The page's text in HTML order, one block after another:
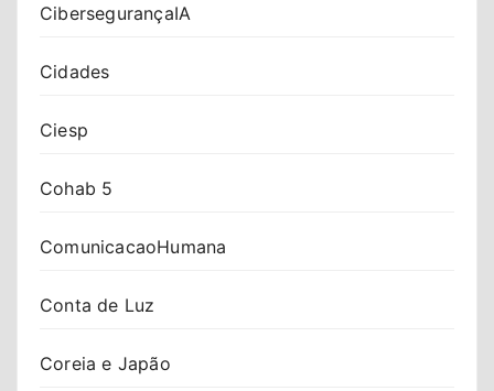
CibersegurançaIA
Cidades
Ciesp
Cohab 5
ComunicacaoHumana
Conta de Luz
Coreia e Japão